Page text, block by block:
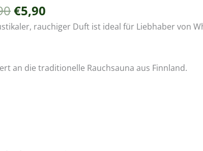
€5,90
rauchiger Duft ist ideal für Liebhaber von
an die traditionelle Rauchsauna aus Finnland.